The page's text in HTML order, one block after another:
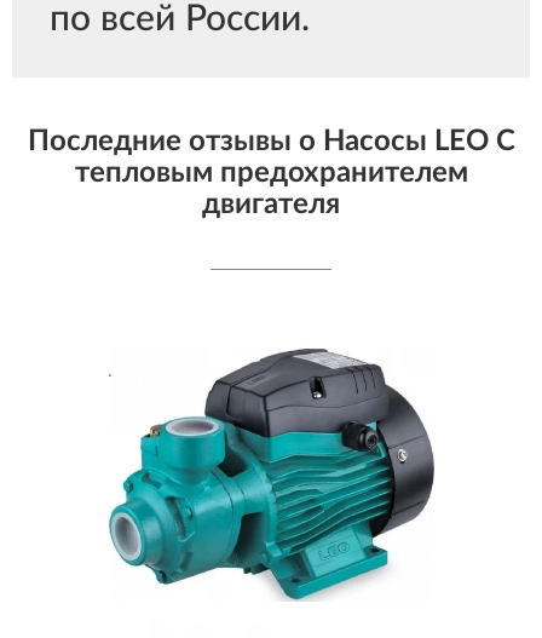
по всей России.
Последние отзывы о Насосы LEO С
тепловым предохранителем
двигателя